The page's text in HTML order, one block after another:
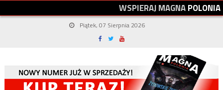
WSPIERAJMAGNAPOLONIA
Piątek, 07 Sierpnia 2026